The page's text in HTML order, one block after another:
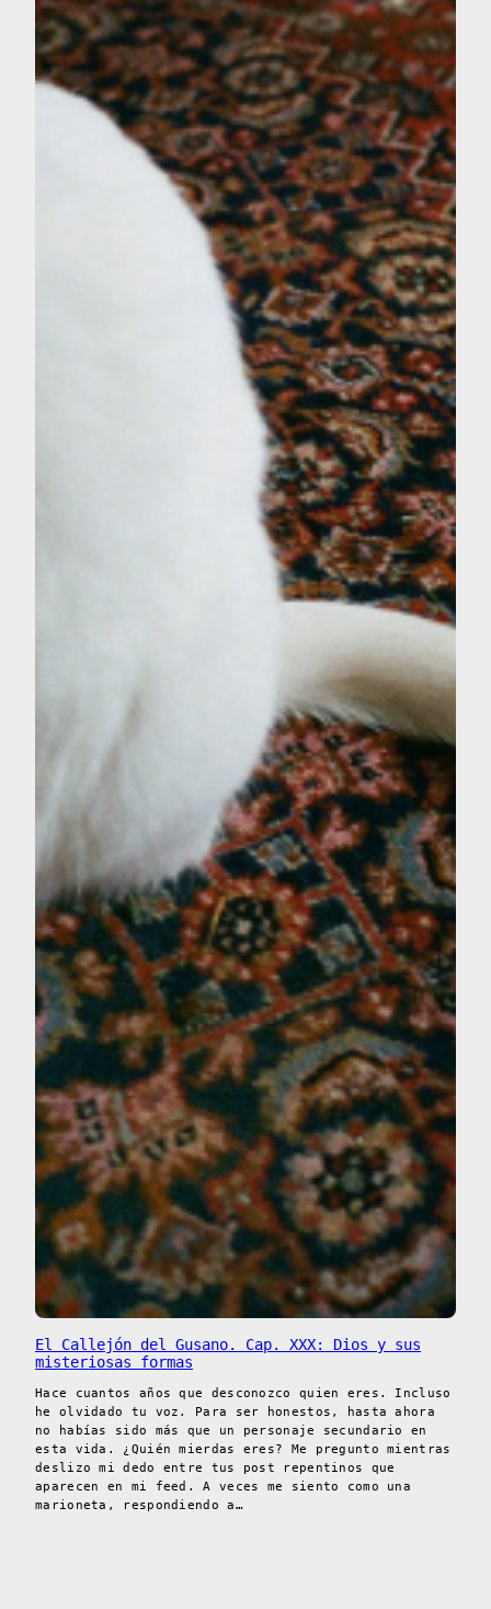
El Callejón del Gusano. Cap. XXX: Dios y sus
misteriosas formas
Hace cuantos años que desconozco quien eres. Incluso
he olvidado tu voz. Para ser honestos, hasta ahora
no habías sido más que un personaje secundario en
esta vida. ¿Quién mierdas eres? Me pregunto mientras
deslizo mi dedo entre tus post repentinos que
aparecen en mi feed. A veces me siento como una
marioneta, respondiendo a…